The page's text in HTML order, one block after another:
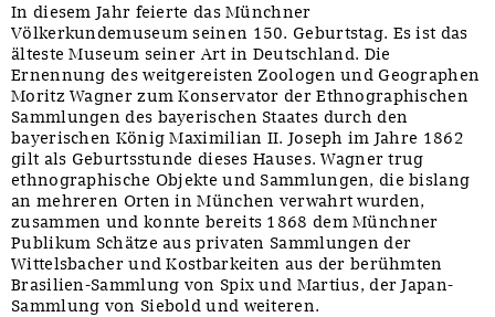
In diesem Jahr feierte das Münchner
Völkerkundemuseum seinen 150. Geburtstag. Es ist das
älteste Museum seiner Art in Deutschland. Die
Ernennung des weitgereisten Zoologen und Geographen
Moritz Wagner zum Konservator der Ethnographischen
Sammlungen des bayerischen Staates durch den
bayerischen König Maximilian II. Joseph im Jahre 1862
gilt als Geburtsstunde dieses Hauses. Wagner trug
ethnographische Objekte und Sammlungen, die bislang
an mehreren Orten in München verwahrt wurden,
zusammen und konnte bereits 1868 dem Münchner
Publikum Schätze aus privaten Sammlungen der
Wittelsbacher und Kostbarkeiten aus der berühmten
Brasilien-Sammlung von Spix und Martius, der Japan-
Sammlung von Siebold und weiteren.